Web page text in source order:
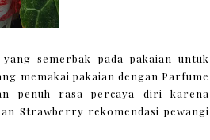
semerbak pada pakaian untuk
memakai pakaian dengan Parfume
penuh rasa percaya diri karena
Strawberry rekomendasi pewangi